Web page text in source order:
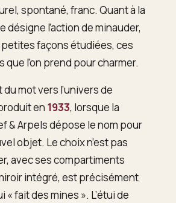
spontané, franc. Quant à la
désigne l’action de minauder,
petites façons étudiées, ces
que l’on prend pour charmer.
mot vers l’univers de
en 1933, lorsque la
& Arpels dépose le nom pour
objet. Le choix n’est pas
avec ses compartiments
intégré, est précisément
« fait des mines ». L’étui de